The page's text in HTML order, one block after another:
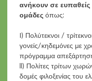
ανήκουν σε ευπαθείς
ομάδες όπως:
Ι) Πολύτεκνοι /
γονείς/κηδεμόνες με
πρόγραμμα
II) Πολίτες τρίτων
δομές φιλοξενίας του